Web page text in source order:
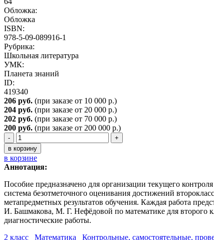
Обложка:
Обложка
ISBN:
978-5-09-089916-1
Рубрика:
Школьная литература
УМК:
Планета знаний
ID:
419340
206 руб. (при заказе от 10 000 р.)
204 руб. (при заказе от 20 000 р.)
202 руб. (при заказе от 70 000 р.)
200 руб. (при заказе от 200 000 р.)
-
+
в корзину
в корзине
Аннотация:
Пособие предназначено для организации текущего
система безотметочного оценивания достижений
метапредметных результатов обучения. Каждая работа
И. Башмакова, М. Г. Нефёдовой по математике для второго
диагностические работы.
2 класс
Математика Контрольные, самостоятельные,